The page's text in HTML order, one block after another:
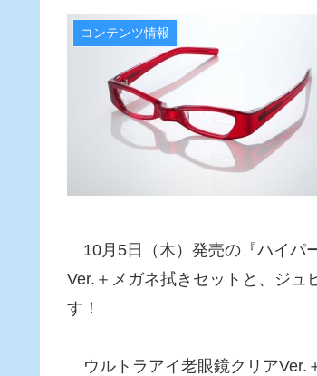
コンテンツ情報
10月5日（木）発売の『ハイパ
Ver.＋メガネ拭きセットと、ジュ
す！
ウルトラアイ老眼鏡クリアVer.